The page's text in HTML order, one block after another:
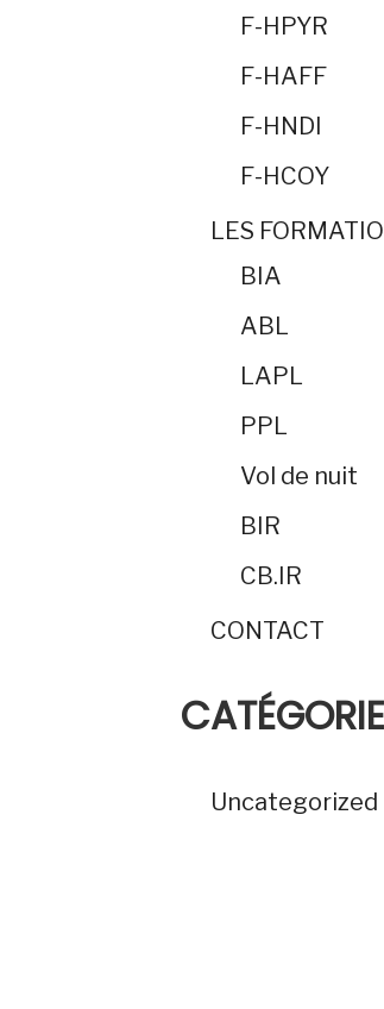
F-HPYR
F-HAFF
F-HNDI
F-HCOY
LES
BIA
ABL
LAPL
PPL
Vol de nuit
BIR
CB.IR
CONTACT
Uncategorized